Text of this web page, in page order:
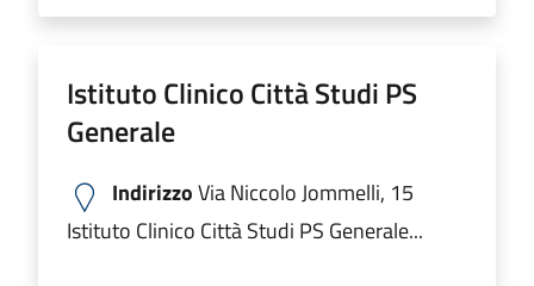
Istituto Clinico Città Studi PS
Generale
IndirizzoVia Niccolo Jommelli, 15
Istituto Clinico Città Studi PS Generale...